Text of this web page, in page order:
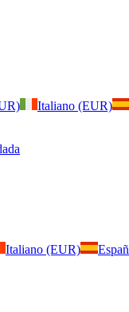
Italiano (EUR)
Italiano (EUR)